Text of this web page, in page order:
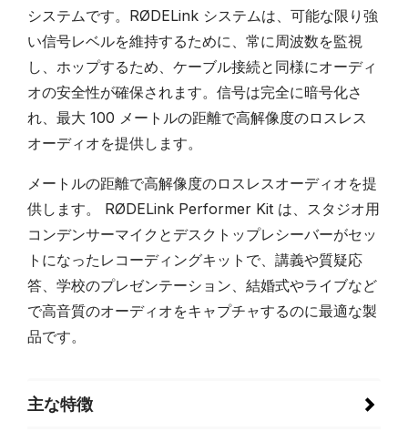
システムです。RØDELink システムは、可能な限り強
い信号レベルを維持するために、常に周波数を監視
し、ホップするため、ケーブル接続と同様にオーディ
オの安全性が確保されます。信号は完全に暗号化さ
れ、最大 100 メートルの距離で高解像度のロスレス
オーディオを提供します。
メートルの距離で高解像度のロスレスオーディオを提
供します。 RØDELink Performer Kit は、スタジオ用
コンデンサーマイクとデスクトップレシーバーがセッ
トになったレコーディングキットで、講義や質疑応
答、学校のプレゼンテーション、結婚式やライブなど
で高音質のオーディオをキャプチャするのに最適な製
品です。
主な特徴